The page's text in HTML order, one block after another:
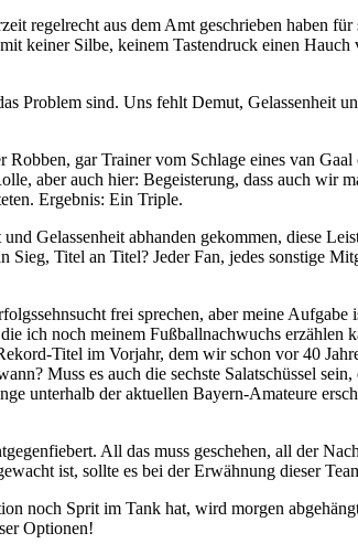
regelrecht aus dem Amt geschrieben haben
keiner Silbe, keinem Tastendruck einen
Problem sind. Uns fehlt Demut, Gelassenheit
gar Trainer vom Schlage eines van
aber auch hier: Begeisterung, dass auch
Ergebnis: Ein Triple.
Gelassenheit abhanden gekommen, diese
Titel an Titel? Jeder Fan, jedes sonstige
frei sprechen, aber meine
ich noch meinem Fußballnachwuchs
Titel im Vorjahr, dem wir schon vor 40
Muss es auch die sechste Salatschüssel
unterhalb der aktuellen Bayern-Amateure
All das muss geschehen, all der
ist, sollte es bei der Erwähnung dieser
noch Sprit im Tank hat, wird morgen
Optionen!